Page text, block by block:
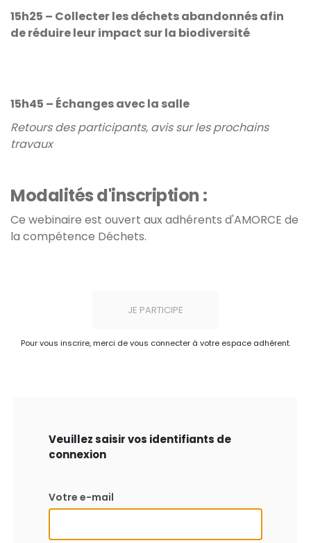
15h25 – Collecter les déchets abandonnés afin
de réduire leur impact sur la biodiversité
15h45 – Échanges avec la salle
Retours des participants, avis sur les prochains
travaux
Modalités d'inscription :
Ce webinaire est ouvert aux adhérents d'AMORCE de
la compétence Déchets.
JE PARTICIPE
Pour vous inscrire, merci de vous connecter à votre espace adhérent.
Veuillez saisir vos identifiants de
connexion
Votre e-mail